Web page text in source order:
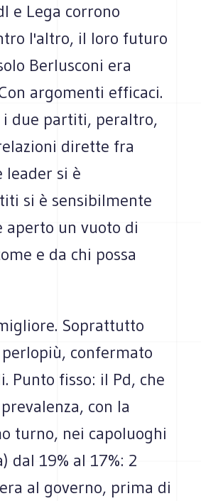
e Lega corrono
l'altro, il loro futuro
Berlusconi era
argomenti efficaci.
due partiti, peraltro,
dirette fra
leader si è
si è sensibilmente
aperto un vuoto di
e da chi possa
Soprattutto
confermato
Punto fisso: il Pd, che
con la
turno, nei capoluoghi
dal 19% al 17%: 2
al governo, prima di